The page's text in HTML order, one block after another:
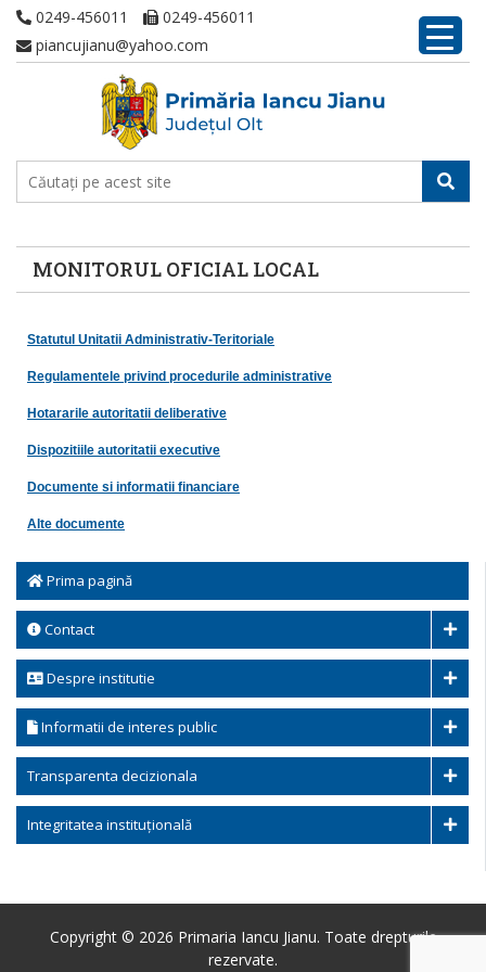
0249-456011
0249-456011
piancujianu@yahoo.com
MONITORUL OFICIAL LOCAL
Prima pagină
Contact
Despre institutie
Informatii de interes public
Transparenta decizionala
Integritatea instituțională
Statutul Unitatii Administrativ-Teritoriale
Regulamentele privind procedurile administrative
Hotararile autoritatii deliberative
Dispozitiile autoritatii executive
Documente si informatii financiare
Alte documente
Copyright © 2026 Primaria Iancu Jianu. Toate drepturile
rezervate.